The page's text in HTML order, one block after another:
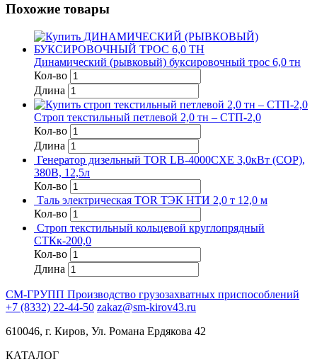
Похожие товары
Динамический (рывковый) буксировочный трос 6,0 тн
Кол-во
Длина
Строп текстильный петлевой 2,0 тн – СТП-2,0
Кол-во
Длина
Генератор дизельный TOR LB-4000CXE 3,0кВт (COP),
380В, 12,5л
Кол-во
Таль электрическая TOR ТЭК НТИ 2,0 т 12,0 м
Кол-во
Строп текстильный кольцевой круглопрядный
СТКк-200,0
Кол-во
Длина
СМ-ГРУПП Производство грузозахватных приспособлений
+7 (8332) 22-44-50 zakaz@sm-kirov43.ru
610046, г. Киров, Ул. Романа Ердякова 42
КАТАЛОГ